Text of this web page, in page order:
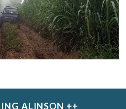
ALINSON ++